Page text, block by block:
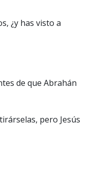
¿y has visto a
de que Abrahán
pero Jesús